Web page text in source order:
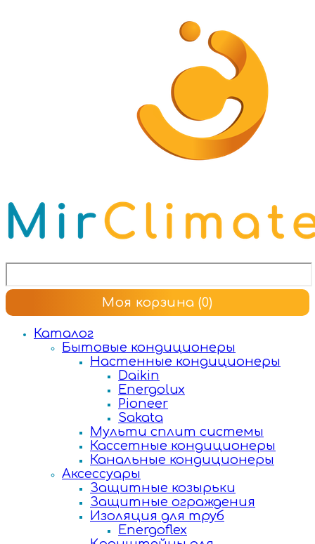
Моя корзина (0)
Каталог
Бытовые кондиционеры
Настенные кондиционеры
Daikin
Energolux
Pioneer
Sakata
Мульти сплит системы
Кассетные кондиционеры
Канальные кондиционеры
Аксессуары
Защитные козырьки
Защитные ограждения
Изоляция для труб
Energoflex